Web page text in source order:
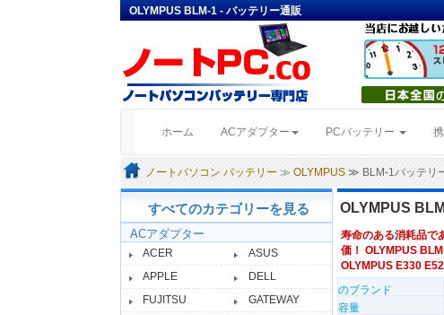
OLYMPUS BLM-1 - バッテリー通販
ホーム (current)ACアダプター PCバッテリー
ノートパソコン バッテリー ≫OLYMPUS ≫ BLM-1バッテリ
すべてのカテゴリーを見る
ACアダプター
ACER
ASUS
APPLE
DELL
FUJITSU
GATEWAY
OLYMPUS
寿命のある消耗品で
価！ OLYMPUS
OLYMPUS E330
のブランド
容量